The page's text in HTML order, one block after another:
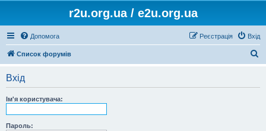
r2u.org.ua / e2u.org.ua
Допомога Вхід
Реєстрація
Список форумів
Вхід
Ім'я користувача:
Пароль: